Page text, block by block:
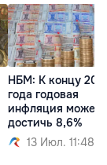
НБМ: К концу
года годовая
инфляция может
достичь 8,6%
13 Июл. 11:48